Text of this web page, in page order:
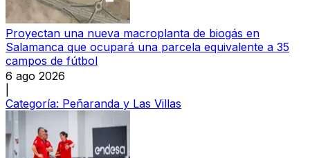
Proyectan una nueva macroplanta de biogás en
Salamanca que ocupará una parcela equivalente a 35
campos de fútbol
6 ago 2026
Categoría: Peñaranda y Las Villas